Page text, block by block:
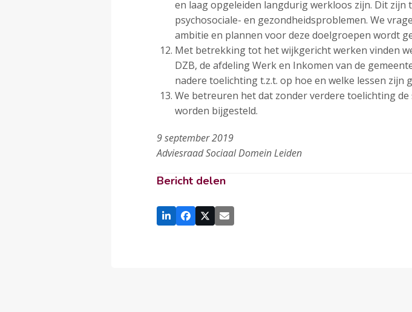
en laag opgeleiden langdurig werkloos zijn. Dit zijn
psychosociale- en gezondheidsproblemen. We
ambitie en plannen voor deze doelgroepen wordt
Met betrekking tot het wijkgericht werken vinden
DZB, de afdeling Werk en Inkomen van de
nadere toelichting t.z.t. op hoe en welke lessen zijn
We betreuren het dat zonder verdere toelichting
worden bijgesteld.
9 september 2019
Adviesraad Sociaal Domein Leiden
Bericht delen